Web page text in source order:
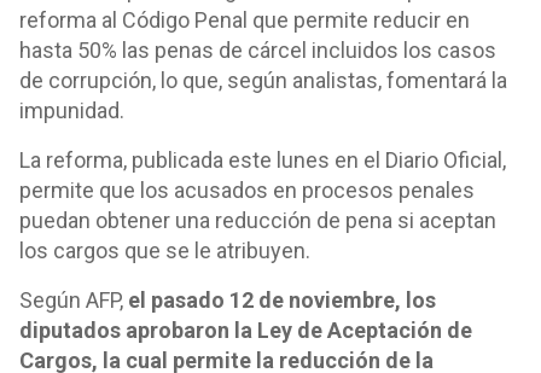
reforma al Código Penal que permite reducir en
hasta 50% las penas de cárcel incluidos los casos
de corrupción, lo que, según analistas, fomentará la
impunidad.
La reforma, publicada este lunes en el Diario Oficial,
permite que los acusados en procesos penales
puedan obtener una reducción de pena si aceptan
los cargos que se le atribuyen.
Según AFP, el pasado 12 de noviembre, los
diputados aprobaron la Ley de Aceptación de
Cargos, la cual permite la reducción de la